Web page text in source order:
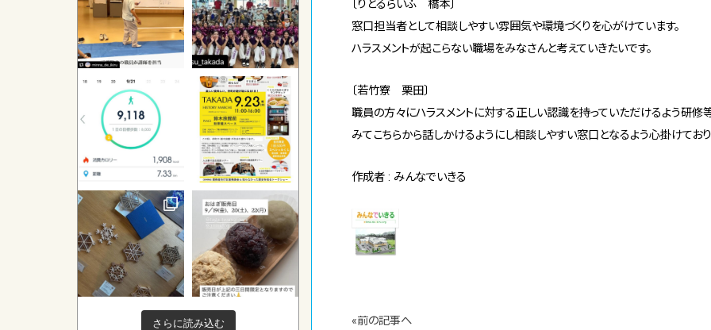
さらに読み込む
〔りとるらいふ 橋本〕
窓口担当者として相談しやすい雰囲気や環境づくりを心がけています。
ハラスメントが起こらない職場をみなさんと考えていきたいです。
〔若竹寮 栗田〕
職員の方々にハラスメントに対する正しい認識を持っていただけるよう研修
みてこちらから話しかけるようにし相談しやすい窓口となるよう心掛けており
作成者 : みんなでいきる
«前の記事へ